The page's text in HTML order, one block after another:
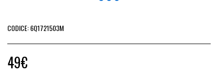
CODICE: 6Q1721503M
49€